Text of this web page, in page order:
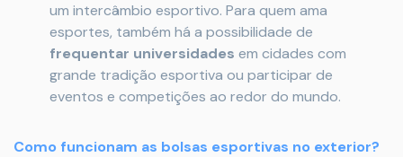
um intercâmbio esportivo. Para quem ama
esportes, também há a possibilidade de
frequentar universidades em cidades com
grande tradição esportiva ou participar de
eventos e competições ao redor do mundo.
Como funcionam as bolsas esportivas no exterior?